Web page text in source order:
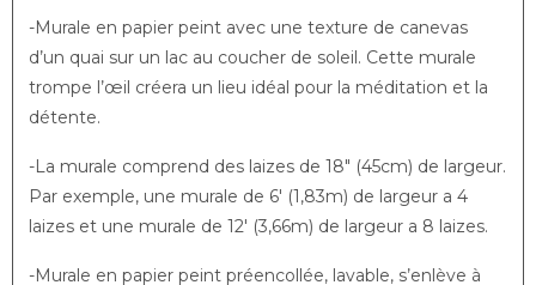
-Murale en papier peint avec une texture de canevas
d’un quai sur un lac au coucher de soleil. Cette murale
trompe l’œil créera un lieu idéal pour la méditation et la
détente.
-La murale comprend des laizes de 18″ (45cm) de largeur.
Par exemple, une murale de 6′ (1,83m) de largeur a 4
laizes et une murale de 12′ (3,66m) de largeur a 8 laizes.
-Murale en papier peint préencollée, lavable, s’enlève à